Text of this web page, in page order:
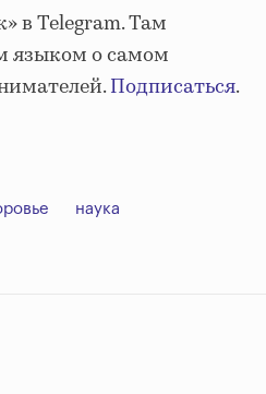
в Telegram. Там
о самом
Подписаться.
наука